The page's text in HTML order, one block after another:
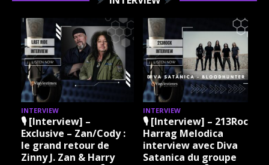
INTERVIEW
🎙 [Interview] –
Exclusive – Zan/Cody :
le grand retour de
Zinny J. Zan & Harry
INTERVIEW
🎙 [Interview] – 213Rock
Harrag Melodica
interview avec Diva
Satanica du groupe